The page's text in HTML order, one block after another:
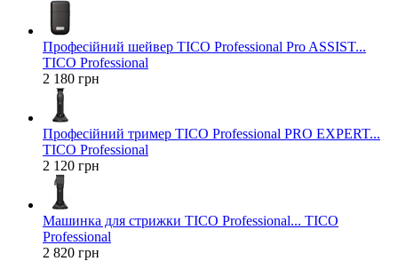
Професійний шейвер TICO Professional Pro ASSIST...
TICO Professional
2 180 грн
Професійний тример TICO Professional PRO EXPERT...
TICO Professional
2 120 грн
Машинка для стрижки TICO Professional... TICO
Professional
2 820 грн